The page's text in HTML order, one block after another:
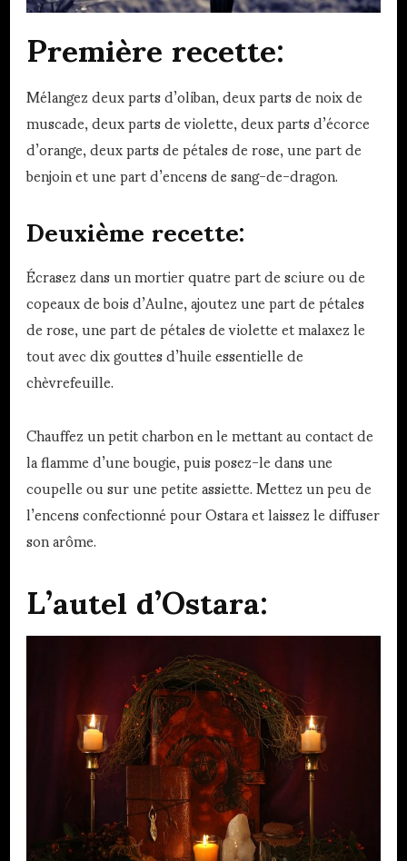
Première recette:
Mélangez deux parts d’oliban, deux parts de noix de
muscade, deux parts de violette, deux parts d’écorce
d’orange, deux parts de pétales de rose, une part de
benjoin et une part d’encens de sang-de-dragon.
Deuxième recette:
Écrasez dans un mortier quatre part de sciure ou de
copeaux de bois d’Aulne, ajoutez une part de pétales
de rose, une part de pétales de violette et malaxez le
tout avec dix gouttes d’huile essentielle de
chèvrefeuille.
Chauffez un petit charbon en le mettant au contact de
la flamme d’une bougie, puis posez-le dans une
coupelle ou sur une petite assiette. Mettez un peu de
l’encens confectionné pour Ostara et laissez le diffuser
son arôme.
L’autel d’Ostara: